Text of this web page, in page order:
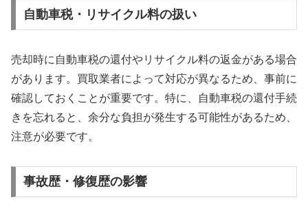
自動車税・リサイクル料の扱い
売却時に自動車税の還付やリサイクル料の返金がある場合
があります。買取業者によって対応が異なるため、事前に
確認しておくことが重要です。特に、自動車税の還付手続
きを忘れると、余分な負担が発生する可能性があるため、
注意が必要です。
事故歴・修復歴の影響